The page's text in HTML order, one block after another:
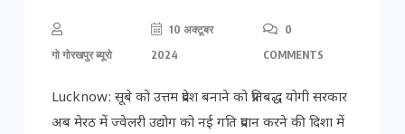
गो गोरखपुर ब्यूरो
10 अक्टूबर
2024
0
COMMENTS
Lucknow: सूबे को उत्तम प्रदेश बनाने को प्रतिबद्ध योगी सरकार
अब मेरठ में ज्वेलरी उद्योग को नई गति प्रदान करने की दिशा में